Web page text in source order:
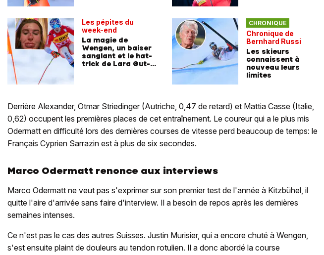
Les pépites du
week-end
La magie de
Wengen, un baiser
sanglant et le hat-
trick de Lara Gut-
CHRONIQUE
Chronique de
Bernhard Russi
Les skieurs
connaissent à
nouveau leurs
limites
Derrière Alexander, Otmar Striedinger (Autriche, 0,47 de retard) et Mattia Casse (Italie,
0,62) occupent les premières places de cet entraînement. Le coureur qui a le plus mis
Odermatt en difficulté lors des dernières courses de vitesse perd beaucoup de temps: le
Français Cyprien Sarrazin est à plus de six secondes.
Marco Odermatt renonce aux interviews
Marco Odermatt ne veut pas s'exprimer sur son premier test de l'année à Kitzbühel, il
quitte l'aire d'arrivée sans faire d'interview. Il a besoin de repos après les dernières
semaines intenses.
Ce n'est pas le cas des autres Suisses. Justin Murisier, qui a encore chuté à Wengen,
s'est ensuite plaint de douleurs au tendon rotulien. Il a donc abordé la course